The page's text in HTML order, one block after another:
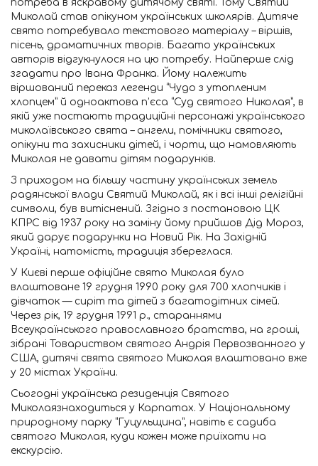
потреба в яскравому дитячому святі. Тому Святий
Миколай став опікуном українських школярів. Дитяче
свято потребувало текстового матеріалу – віршів,
пісень, драматичних творів. Багато українських
авторів відгукнулося на цю потребу. Найперше слід
згадати про Івана Франка. Йому належить
віршований переказ легенди “Чудо з утопленим
хлопцем” й одноактова п’єса “Суд святого Николая”, в
якій уже постають традиційні персонажі українського
миколаївського свята – ангели, помічники святого,
опікуни та захисники дітей, і чорти, що намовляють
Миколая не давати дітям подарунків.
З приходом на більшу частину українських земель
радянської влади Святий Миколай, як і всі інші релігійні
символи, був витіснений. Згідно з постановою ЦК
КПРС від 1937 року на заміну йому прийшов Дід Мороз,
який дарує подарунки на Новий Рік. На Західній
Україні, натомість, традиція збереглася.
У Києві перше офіційне свято Миколая було
влаштоване 19 грудня 1990 року для 700 хлопчиків і
дівчаток — сиріт та дітей з багатодітних сімей.
Через рік, 19 грудня 1991 р., стараннями
Всеукраїнського православного братства, на гроші,
зібрані Товариством святого Андрія Первозванного у
США, дитячі свята святого Миколая влаштовано вже
у 20 містах України.
Сьогодні українська резиденція Святого
Миколаязнаходиться у Карпатах. У Національному
природному парку “Гуцульщина”, навіть є садиба
святого Миколая, куди кожен може приїхати на
екскурсію.